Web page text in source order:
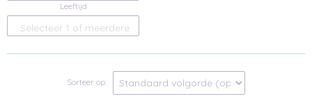
opties
Leeftijd
Selecteer 1 of meerdere
Sorteer op: